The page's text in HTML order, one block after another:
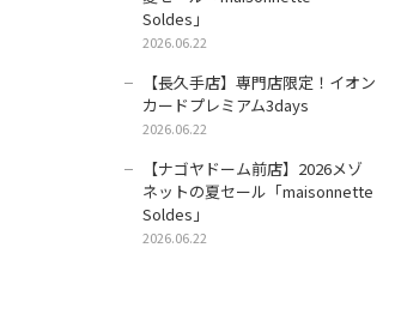
Soldes」
2026.06.22
【長久手店】専門店限定！イオン
カードプレミアム3days
2026.06.22
【ナゴヤドーム前店】2026メゾ
ネットの夏セール「maisonnette
Soldes」
2026.06.22